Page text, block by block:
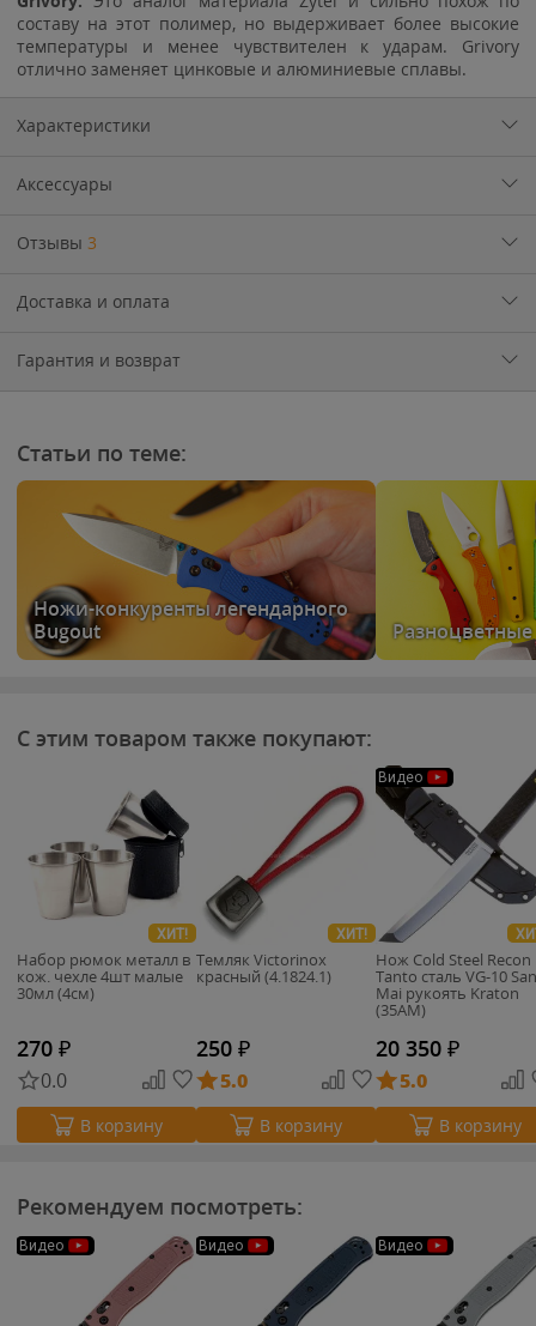
составу на этот полимер, но выдерживает более высокие
температуры и менее чувствителен к ударам. Grivory
отлично заменяет цинковые и алюминиевые сплавы.
Характеристики
Аксессуары
Отзывы 3
Доставка и оплата
Гарантия и возврат
Статьи по теме:
Ножи-конкуренты легендарного
Bugout
С этим товаром также покупают:
ХИТ!
Набор рюмок металл в
кож. чехле 4шт малые
30мл (4см)
270 ₽
0.0
В корзину
ХИТ!
Темляк Victorinox
красный (4.1824.1)
250 ₽
5.0
В корзину
Видео
Нож Cold Steel Recon
Tanto сталь VG-10 San
Mai рукоять Kraton
(35AM)
20 350 ₽
5.0
В корзину
Рекомендуем посмотреть:
Видео Видео Видео